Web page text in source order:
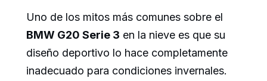
Uno de los mitos más comunes sobre el
BMW G20 Serie 3 en la nieve es que su
diseño deportivo lo hace completamente
inadecuado para condiciones invernales.